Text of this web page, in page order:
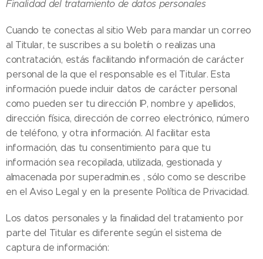
Finalidad del tratamiento de datos personales
Cuando te conectas al sitio Web para mandar un correo
al Titular, te suscribes a su boletín o realizas una
contratación, estás facilitando información de carácter
personal de la que el responsable es el Titular. Esta
información puede incluir datos de carácter personal
como pueden ser tu dirección IP, nombre y apellidos,
dirección física, dirección de correo electrónico, número
de teléfono, y otra información. Al facilitar esta
información, das tu consentimiento para que tu
información sea recopilada, utilizada, gestionada y
almacenada por superadmin.es , sólo como se describe
en el Aviso Legal y en la presente Política de Privacidad.
Los datos personales y la finalidad del tratamiento por
parte del Titular es diferente según el sistema de
captura de información: